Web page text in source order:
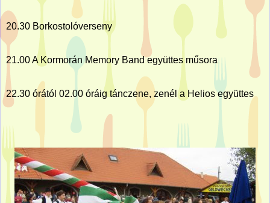
20.30 Borkostolóverseny
21.00 A Kormorán Memory Band együttes műsora
22.30 órától 02.00 óráig tánczene, zenél a Helios együttes